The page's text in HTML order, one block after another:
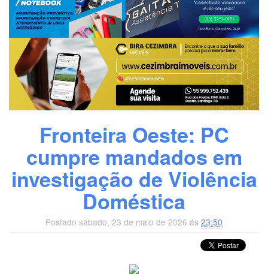
Fronteira Oeste: PC
cumpre mandados em
investigação de Violência
Doméstica
Postado sábado, 23 de maio de 2026 ás 23:50